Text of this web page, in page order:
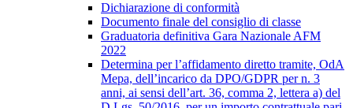
Dichiarazione di conformità
Documento finale del consiglio di classe
Graduatoria definitiva Gara Nazionale AFM
2022
Determina per l’affidamento diretto tramite, OdA
Mepa, dell’incarico da DPO/GDPR per n. 3
anni, ai sensi dell’art. 36, comma 2, lettera a) del